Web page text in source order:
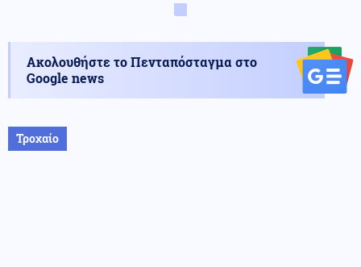
Ακολουθήστε το Πενταπόσταγμα στο
Google news
Τροχαίο